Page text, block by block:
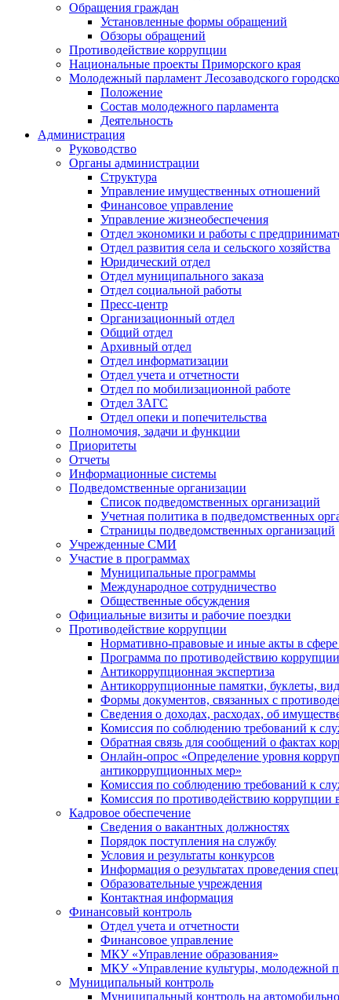
Обращения граждан
Установленные формы обращений
Обзоры обращений
Противодействие коррупции
Национальные проекты Приморского края
Молодежный парламент Лесозаводского
Положение
Состав молодежного парламента
Деятельность
Администрация
Руководство
Органы администрации
Структура
Управление имущественных отношений
Финансовое управление
Управление жизнеобеспечения
Отдел экономики и работы с
Отдел развития села и сельского хозяйства
Юридический отдел
Отдел муниципального заказа
Отдел социальной работы
Пресс-центр
Организационный отдел
Общий отдел
Архивный отдел
Отдел информатизации
Отдел учета и отчетности
Отдел по мобилизационной работе
Отдел ЗАГС
Отдел опеки и попечительства
Полномочия, задачи и функции
Приоритеты
Отчеты
Информационные системы
Подведомственные организации
Список подведомственных организаций
Учетная политика в подведомственных
Страницы подведомственных организаций
Учрежденные СМИ
Участие в программах
Муниципальные программы
Международное сотрудничество
Общественные обсуждения
Официальные визиты и рабочие поездки
Противодействие коррупции
Нормативно-правовые и иные акты в
Программа по противодействию коррупции
Антикоррупционная экспертиза
Антикоррупционные памятки, буклеты,
Формы документов, связанных с
Сведения о доходах, расходах, об
Комиссия по соблюдению требований к
Обратная связь для сообщений о фактах
Онлайн-опрос «Определение уровня
антикоррупционных мер»
Комиссия по соблюдению требований к
Комиссия по противодействию коррупции
Кадровое обеспечение
Сведения о вакантных должностях
Порядок поступления на службу
Условия и результаты конкурсов
Информация о результатах проведения
Образовательные учреждения
Контактная информация
Финансовый контроль
Отдел учета и отчетности
Финансовое управление
МКУ «Управление образования»
МКУ «Управление культуры, молодежной
Муниципальный контроль
Муниципальный контроль на